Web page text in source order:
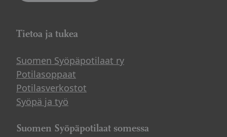
Tietoa ja tukea
Suomen Syöpäpotilaat ry
Potilasoppaat
Potilasverkostot
Syöpä ja työ
Suomen Syöpäpotilaat somessa